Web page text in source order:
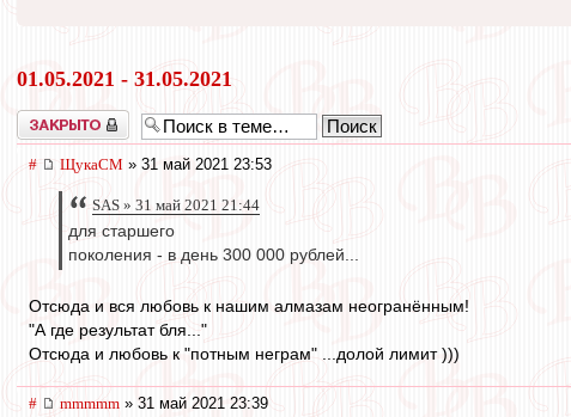
01.05.2021 - 31.05.2021
Закрыто
# ЩукаСМ » 31 май 2021 23:53
SAS » 31 май 2021 21:44
для старшего
поколения - в день 300 000 рублей...
Отсюда и вся любовь к нашим алмазам неогранённым!
"А где результат бля..."
Отсюда и любовь к "потным неграм" ...долой лимит )))
# mmmmm » 31 май 2021 23:39